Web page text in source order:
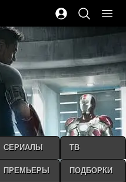
СЕРИАЛЫ ТВ
ПРЕМЬЕРЫ ПОДБОРКИ